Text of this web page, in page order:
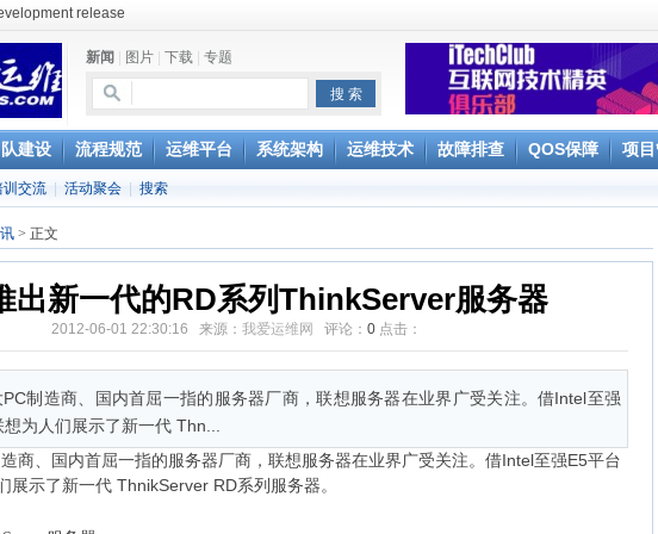
release
构
家庭WIFI覆盖
最佳实践
Nagios、Ganglia和Splunk
络问题排查分享
新闻 图片 下载 专题
建设 流程规范 运维平台 系统架构 运维技术 故障排查 QOS保障 项
训交流 活动聚会 搜索
> 正文
出新一代的RD系列ThinkServer服务器
2012-06-01 22:30:16 来源： 我爱运维网 评论： 0点击：
制造商、国内首屈一指的服务器厂商，联想服务器在业界广受关注。借Intel至强
为人们展示了新一代 Thn...
商、国内首屈一指的服务器厂商，联想服务器在业界广受关注。借Intel至强E5平台
展示了新一代 ThnikServer RD系列服务器。